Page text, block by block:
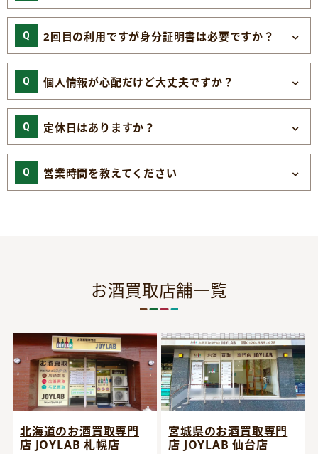
2回目の利用ですが身分証明書は必要ですか？
個人情報が心配だけど大丈夫ですか？
定休日はありますか？
営業時間を教えてください
お酒買取店舗一覧
北海道のお酒買取専門
店 JOYLAB 札幌店
宮城県のお酒買取専門
店 JOYLAB 仙台店